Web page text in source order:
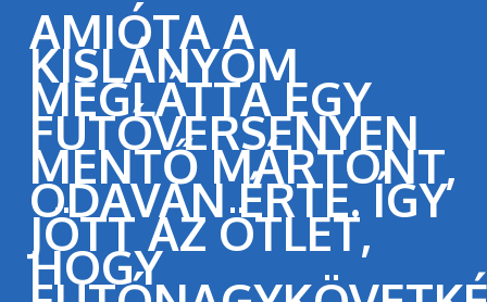
AMIÓTA A
KISLÁNYOM
MEGLÁTTA EGY
FUTÓVERSENYEN
MENTŐ MÁRTONT,
ODAVAN ÉRTE. ÍGY
JÖTT AZ ÖTLET,
HOGY